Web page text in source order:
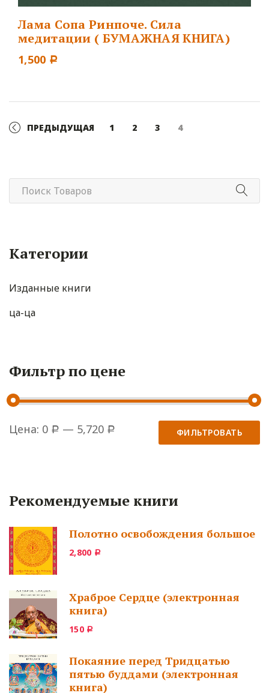
Лама Сопа Ринпоче. Сила
медитации ( БУМАЖНАЯ КНИГА)
1,500 Р
ПРЕДЫДУЩАЯ 1 2 3 4
Категории
Изданные книги
ца-ца
Фильтр по цене
ФИЛЬТРОВАТЬ
Цена: 0 Р — 5,720 Р
Рекомендуемые книги
Полотно освобождения большое
2,800 Р
Храброе Сердце (электронная
книга)
150 Р
Покаяние перед Тридцатью
пятью буддами (электронная
книга)